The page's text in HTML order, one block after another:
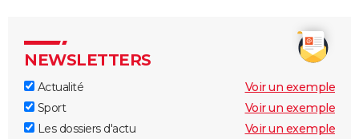
NEWSLETTERS
Actualité
Voir un exemple
Sport
Voir un exemple
Les dossiers d'actu
Voir un exemple